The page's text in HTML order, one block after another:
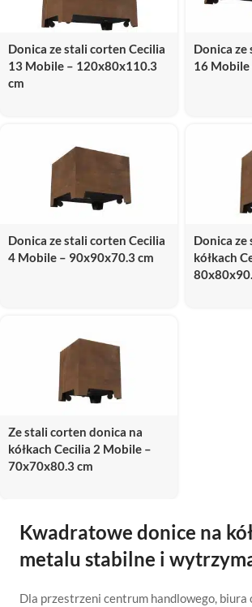
Donica ze stali corten Cecilia
13 Mobile – 120x80x110.3
cm
Donica ze
16 Mobile
Donica ze stali corten Cecilia
4 Mobile – 90x90x70.3 cm
Donica ze
kółkach
Ze stali corten donica na
kółkach Cecilia 2 Mobile –
70x70x80.3 cm
Kwadratowe donice na
metalu stabilne i
Dla przestrzeni centrum handlowego,